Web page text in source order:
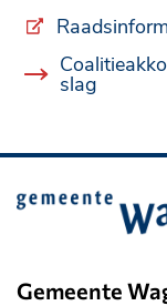
Link
naar
externe
website.
slag
Belangrijke
informatie
Gemeente